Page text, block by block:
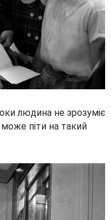
людина не зрозуміє
піти на такий